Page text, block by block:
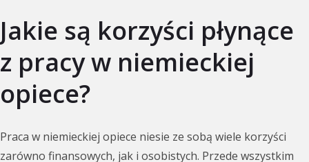
Jakie są korzyści płynące
z pracy w niemieckiej
opiece?
Praca w niemieckiej opiece niesie ze sobą wiele korzyści
zarówno finansowych, jak i osobistych. Przede wszystkim